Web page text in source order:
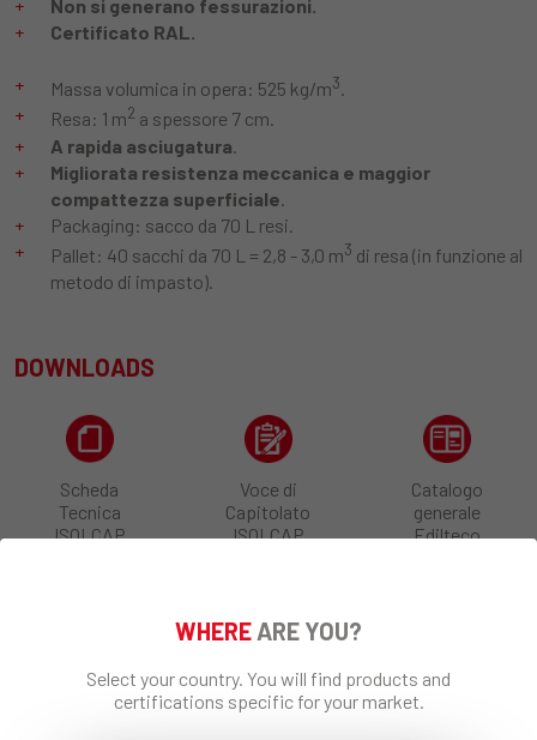
Non si generano fessurazioni.
Certificato RAL.
Massa volumica in opera: 525 kg/m3.
Resa: 1 m2 a spessore 7 cm.
A rapida asciugatura
Migliorata resistenza meccanica e maggior
compattezza superficiale
Packaging: sacco da 70 L resi.
Pallet: 40 sacchi da 70 L = 2,8 - 3,0 m3 di resa (in funzione al
metodo di impasto).
DOWNLOADS
Scheda
Tecnica
ISOLCAP
Voce di
Capitolato
ISOLCAP
Catalogo
generale
Edilteco
LINEE GUIDA SUL
TRATTAMENTO
WHERE ARE YOU?
Select your country. You will find products and
certifications specific for your market.